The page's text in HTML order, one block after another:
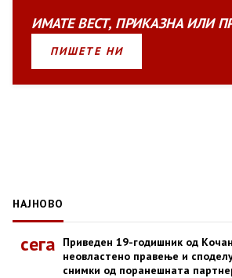
ИМАТЕВЕСТ, ПРИКАЗНАИЛИ
ПИШЕТЕ НИ
НАЈНОВО
сега
Приведен 19-годишник од
неовластено правење и
снимки од поранешната